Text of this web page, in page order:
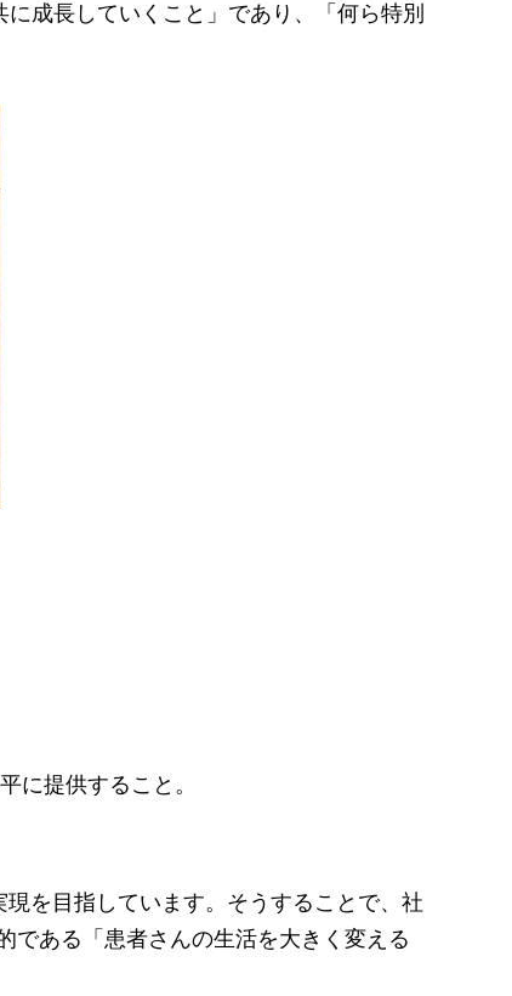
成長していくこと」であり、「何ら特別
に提供すること。
を目指しています。そうすることで、社
である「患者さんの生活を大きく変える